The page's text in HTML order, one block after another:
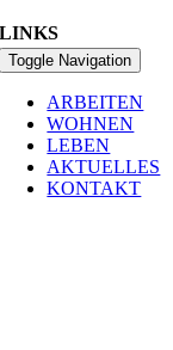
LINKS
Toggle Navigation
ARBEITEN
WOHNEN
LEBEN
AKTUELLES
KONTAKT